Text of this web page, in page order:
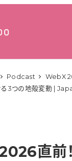
Podcast
WebX
る3つの地殻変動 |
直前